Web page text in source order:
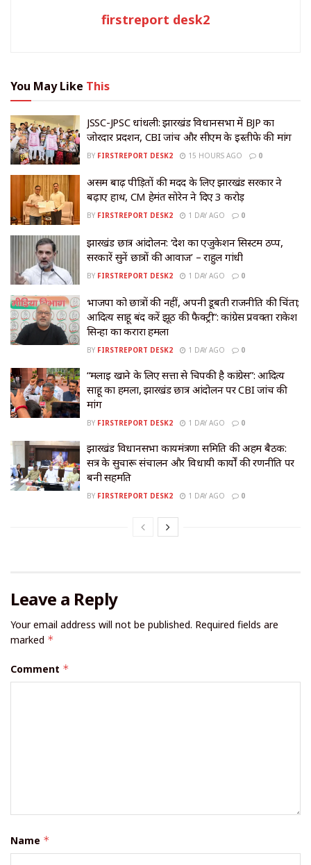
firstreport desk2
You May Like This
JSSC-JPSC धांधली: झारखंड विधानसभा में BJP का
जोरदार प्रदर्शन, CBI जांच और सीएम के इस्तीफे की मांग
BY FIRSTREPORT DESK2 15 HOURS AGO 0
असम बाढ़ पीड़ितों की मदद के लिए झारखंड सरकार ने
बढ़ाए हाथ, CM हेमंत सोरेन ने दिए ₹3 करोड़
BY FIRSTREPORT DESK2 1 DAY AGO 0
झारखंड छात्र आंदोलन: ‘देश का एजुकेशन सिस्टम ठप्प,
सरकारें सुनें छात्रों की आवाज’ – राहुल गांधी
BY FIRSTREPORT DESK2 1 DAY AGO 0
भाजपा को छात्रों की नहीं, अपनी डूबती राजनीति की चिंता;
आदित्य साहू बंद करें झूठ की फैक्ट्री”: कांग्रेस प्रवक्ता राकेश
सिन्हा का करारा हमला
BY FIRSTREPORT DESK2 1 DAY AGO 0
“मलाई खाने के लिए सत्ता से चिपकी है कांग्रेस”: आदित्य
साहू का हमला, झारखंड छात्र आंदोलन पर CBI जांच की
मांग
BY FIRSTREPORT DESK2 1 DAY AGO 0
झारखंड विधानसभा कार्यमंत्रणा समिति की अहम बैठक:
सत्र के सुचारू संचालन और विधायी कार्यों की रणनीति पर
बनी सहमति
BY FIRSTREPORT DESK2 1 DAY AGO 0
Leave a Reply
Your email address will not be published. Required fields are
marked *
Comment *
Name *